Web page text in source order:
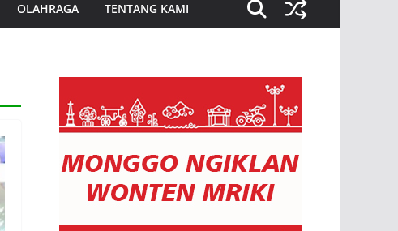
OLAHRAGA TENTANG KAMI